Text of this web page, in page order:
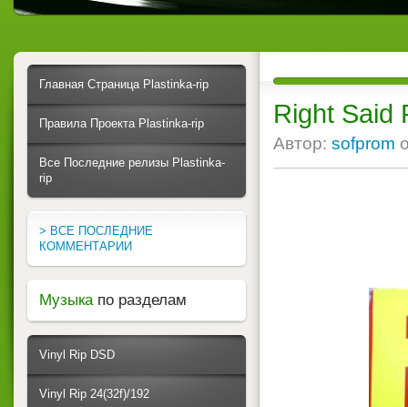
Right Said
Автор: sofprom
Главная Страница Plastinka-rip
Правила Проекта Plastinka-rip
Все Последние релизы Plastinka-
rip
> ВСЕ ПОСЛЕДНИЕ
КОММЕНТАРИИ
Музыка по разделам
Vinyl Rip DSD
Vinyl Rip 24(32f)/192